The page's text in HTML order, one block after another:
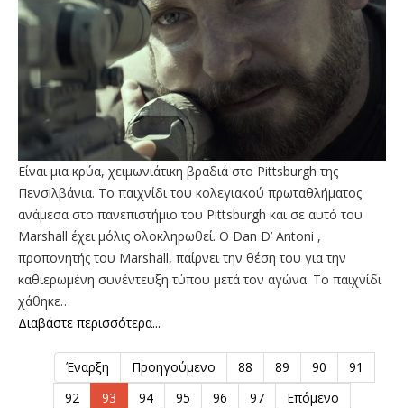
Είναι μια κρύα, χειμωνιάτικη βραδιά στο Pittsburgh της
Πενσiλβάνια. Το παιχνίδι του κολεγιακού πρωταθλήματος
ανάμεσα στο πανεπιστήμιο του Pittsburgh και σε αυτό του
Marshall έχει μόλις ολοκληρωθεί. Ο Dan D’ Antoni ,
προπονητής του Marshall, παίρνει την θέση του για την
καθιερωμένη συνέντευξη τύπου μετά τον αγώνα. Το παιχνίδι
χάθηκε…
Διαβάστε περισσότερα...
Έναρξη Προηγούμενο 88 89 90
91
92
93 94 95 96 97
Επόμενο